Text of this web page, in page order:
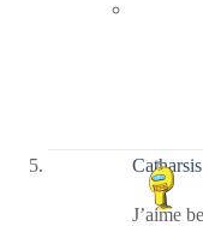
Catharsis
J’aime